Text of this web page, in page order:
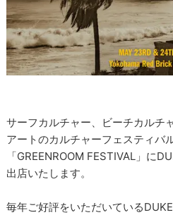
サーフカルチャー、ビーチカルチ
アートのカルチャーフェスティバ
「GREENROOM FESTIVAL」に
出店いたします。
毎年ご好評をいただいている